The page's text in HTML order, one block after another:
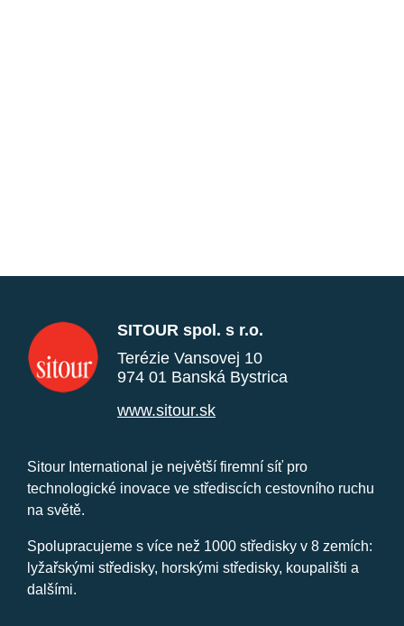
SITOUR spol. s r.o.
Terézie Vansovej 10
974 01 Banská Bystrica
www.sitour.sk
Sitour International je největší firemní síť pro
technologické inovace ve střediscích cestovního ruchu
na světě.
Spolupracujeme s více než 1000 středisky v 8 zemích:
lyžařskými středisky, horskými středisky, koupališti a
dalšími.